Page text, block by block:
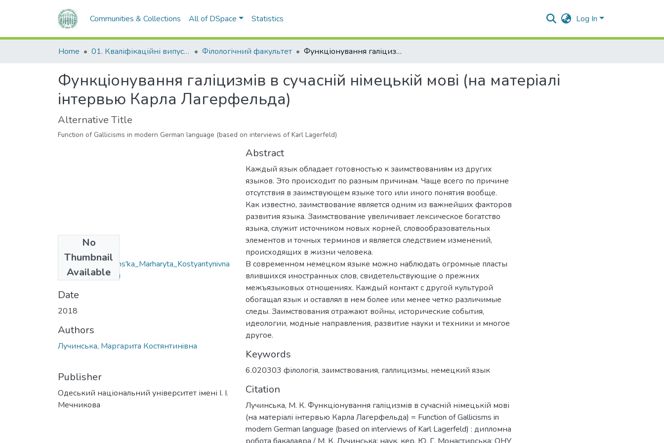
Communities & Collections All of DSpace Statistics Log In
Home 01. Кваліфікаційні випускні роботи здобувачів вищої освіти Філологічний факультет Функціонування галіцизмів в сучасній німецькій мові (на матеріалі інтервью Карла Лагерфельда)
Функціонування галіцизмів в сучасній німецькій мові (на матеріалі
інтервью Карла Лагерфельда)
Alternative Title
Function of Gallicisms in modern German language (based on interviews of Karl Lagerfeld)
No
Thumbnail
Available
6.020303_Luchyns'ka_Marharyta_Kostyantynivna
1.docx(55.72 KB)
Date
2018
Authors
Лучинська, Маргарита Костянтинiвна
Publisher
Одеський національний університет імені І. І.
Мечникова
Abstract
Каждый язык обладает готовностью к заимствованиям из других
языков. Это происходит по разным причинам. Чаще всего по причине
отсутствия в заимствующем языке того или иного понятия вообще.
Как известно, заимствование является одним из важнейших факторов
развития языка. Заимствование увеличивает лексическое богатство
языка, служит источником новых корней, словообразовательных
элементов и точных терминов и является следствием изменений,
происходящих в жизни человека.
В современном немецком языке можно наблюдать огромные пласты
влившихся иностранных слов, свидетельствующие о прежних
межъязыковых отношениях. Каждый контакт с другой культурой
обогащал язык и оставлял в нем более или менее четко различимые
следы. Заимствования отражают войны, исторические события,
идеологии, модные направления, развитие науки и техники и многое
другое.
Keywords
6.020303 філологія, заимствования, галлицизмы, немецкий язык
Citation
Лучинська, М. К. Функціонування галіцизмів в сучасній німецькій мові
(на матеріалі інтервью Карла Лагерфельда) = Function of Gallicisms in
modern German language (based on interviews of Karl Lagerfeld) : дипломна